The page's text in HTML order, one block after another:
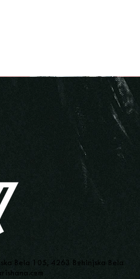
Bela 105, 4263 Bohinjska Bela